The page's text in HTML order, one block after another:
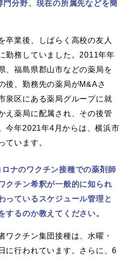
門分野、現在の所属先などを簡
卒業後、しばらく高校の友人
勤務していました。2011年年
、福島県郡山市などの薬局を
後、勤務先の薬局がM&Aさ
泉区にある薬局グループに就
え薬局に配属され、その後管
今年2021年4月からは、横浜市
ています。
ナのワクチン接種での薬剤師
クチン希釈が一般的に知られ
っているスケジュール管理と
するのか教えてください。
ワクチン集団接種は、水曜・
に行われています。さらに、6